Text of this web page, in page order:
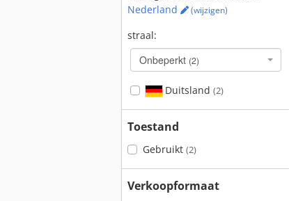
Nederland
(wijzigen)
straal:
Onbeperkt (2)
Duitsland (2)
Toestand
Gebruikt (2)
Verkoopformaat